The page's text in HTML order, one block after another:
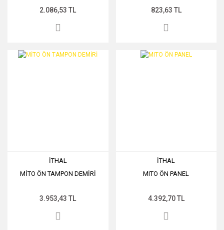
2.086,53 TL 823,63 TL
İTHAL
MİTO ÖN TAMPON DEMİRİ
3.953,43 TL
İTHAL
MITO ÖN PANEL
4.392,70 TL